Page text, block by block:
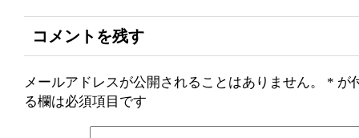
コメントを残す
メールアドレスが公開されることはありません。 * が
る欄は必須項目です